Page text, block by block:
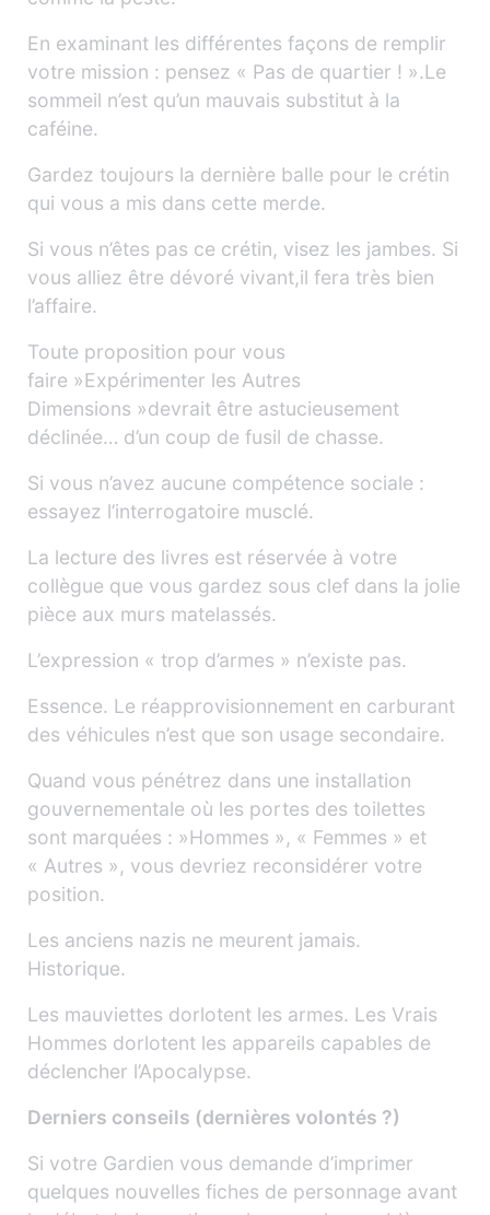
En examinant les différentes façons de remplir
votre mission : pensez « Pas de quartier ! ».Le
sommeil n’est qu’un mauvais substitut à la
caféine.
Gardez toujours la dernière balle pour le crétin
qui vous a mis dans cette merde.
Si vous n’êtes pas ce crétin, visez les jambes. Si
vous alliez être dévoré vivant,il fera très bien
l’affaire.
Toute proposition pour vous
faire »Expérimenter les Autres
Dimensions »devrait être astucieusement
déclinée… d’un coup de fusil de chasse.
Si vous n’avez aucune compétence sociale :
essayez l’interrogatoire musclé.
La lecture des livres est réservée à votre
collègue que vous gardez sous clef dans la jolie
pièce aux murs matelassés.
L’expression « trop d’armes » n’existe pas.
Essence. Le réapprovisionnement en carburant
des véhicules n’est que son usage secondaire.
Quand vous pénétrez dans une installation
gouvernementale où les portes des toilettes
sont marquées : »Hommes », « Femmes » et
« Autres », vous devriez reconsidérer votre
position.
Les anciens nazis ne meurent jamais.
Historique.
Les mauviettes dorlotent les armes. Les Vrais
Hommes dorlotent les appareils capables de
déclencher l’Apocalypse.
Derniers conseils (dernières volontés ?)
Si votre Gardien vous demande d’imprimer
quelques nouvelles fiches de personnage avant